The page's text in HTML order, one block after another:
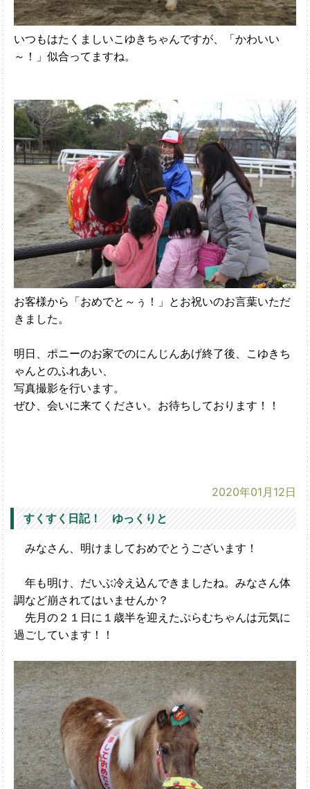
いつもはたくましいこゆきちゃんですが、「かわいい
～！」似合ってますね。
お客様から「おめでと～ぅ！」とお祝いのお言葉いただ
きました。
明日、ポニーのお家でのにんじんあげ終了後、こゆきち
ゃんとのふれあい、
写真撮影を行います。
ぜひ、会いに来てください。お待ちしております！！
2020年01月12日
すくすく日記！ ゆっくりと
みなさん、明けましておめでとうございます！
年も明け、だいぶ冷え込んできましたね。みなさん体
調など崩されてはいませんか？
先月の２１日に１歳半を迎えたぷらむちゃんは元気に
過ごしています！！